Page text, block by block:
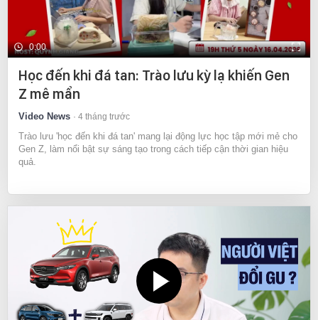
0:00
Học đến khi đá tan: Trào lưu kỳ lạ khiến Gen
Z mê mẩn
Video News 4 tháng trước
Trào lưu 'học đến khi đá tan' mang lại động lực học tập mới mẻ cho
Gen Z, làm nổi bật sự sáng tạo trong cách tiếp cận thời gian hiệu
quả.